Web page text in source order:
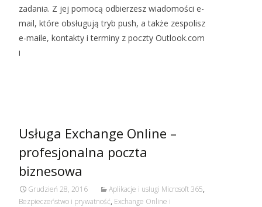
zadania. Z jej pomocą odbierzesz wiadomości e-
mail, które obsługują tryb push, a także zespolisz
e-maile, kontakty i terminy z poczty Outlook.com
i
Usługa Exchange Online –
profesjonalna poczta
biznesowa
Grudzień 28, 2016 Aplikacje i usługi Microsoft 365,
Bezpieczeństwo i prywatność, Exchange Online i